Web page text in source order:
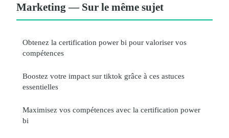
Marketing — Sur le même sujet
Obtenez la certification power bi pour valoriser vos
compétences
Boostez votre impact sur tiktok grâce à ces astuces
essentielles
Maximisez vos compétences avec la certification power
bi